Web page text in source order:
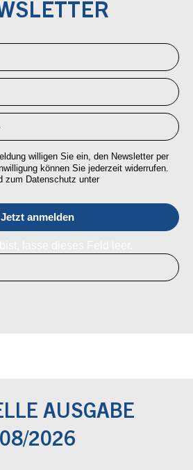
willigen Sie ein, den Newsletter per
können Sie jederzeit widerrufen.
zum Datenschutz unter
AUSGABE
08/2026